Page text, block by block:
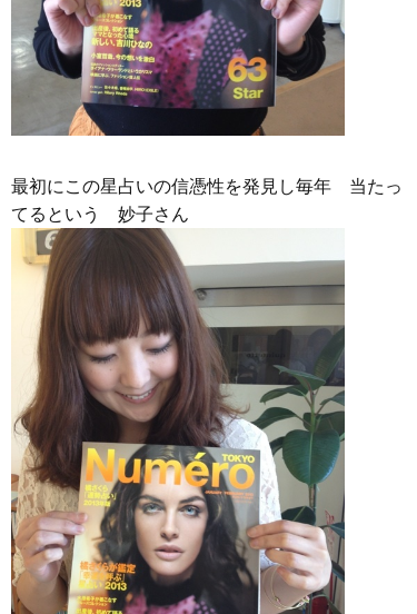
最初にこの星占いの信憑性を発見し毎年 当たっ
てるという 妙子さん